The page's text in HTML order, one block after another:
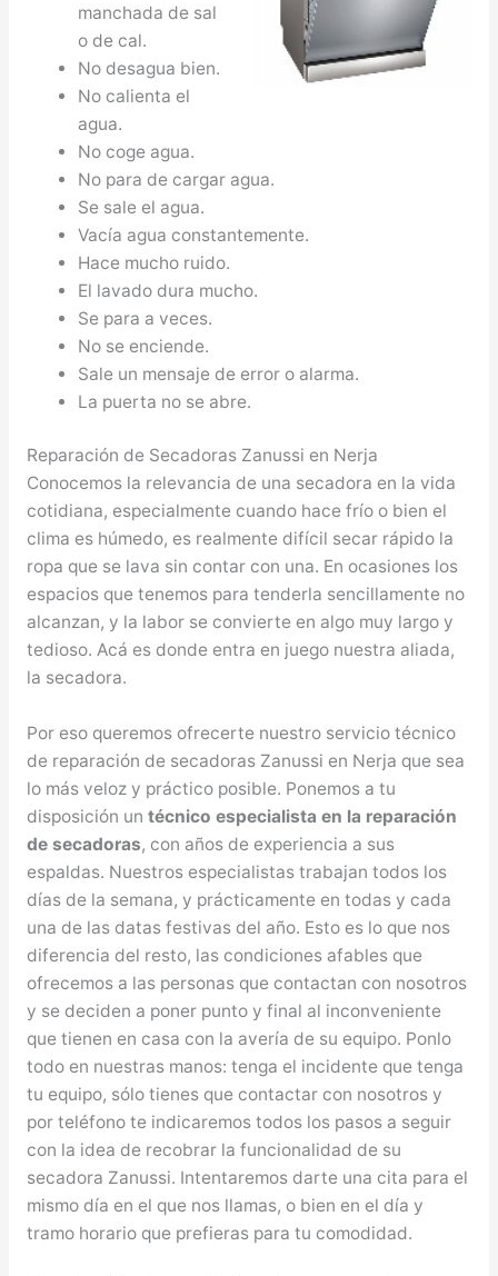
manchada de sal
o de cal.
No desagua bien.
No calienta el
agua.
No coge agua.
No para de cargar agua.
Se sale el agua.
Vacía agua constantemente.
Hace mucho ruido.
El lavado dura mucho.
Se para a veces.
No se enciende.
Sale un mensaje de error o alarma.
La puerta no se abre.
Reparación de Secadoras Zanussi en Nerja
Conocemos la relevancia de una secadora en la vida
cotidiana, especialmente cuando hace frío o bien el
clima es húmedo, es realmente difícil secar rápido la
ropa que se lava sin contar con una. En ocasiones los
espacios que tenemos para tenderla sencillamente no
alcanzan, y la labor se convierte en algo muy largo y
tedioso. Acá es donde entra en juego nuestra aliada,
la secadora.
Por eso queremos ofrecerte nuestro servicio técnico
de reparación de secadoras Zanussi en Nerja que sea
lo más veloz y práctico posible. Ponemos a tu
disposición un técnico especialista en la reparación
de secadoras, con años de experiencia a sus
espaldas. Nuestros especialistas trabajan todos los
días de la semana, y prácticamente en todas y cada
una de las datas festivas del año. Esto es lo que nos
diferencia del resto, las condiciones afables que
ofrecemos a las personas que contactan con nosotros
y se deciden a poner punto y final al inconveniente
que tienen en casa con la avería de su equipo. Ponlo
todo en nuestras manos: tenga el incidente que tenga
tu equipo, sólo tienes que contactar con nosotros y
por teléfono te indicaremos todos los pasos a seguir
con la idea de recobrar la funcionalidad de su
secadora Zanussi. Intentaremos darte una cita para el
mismo día en el que nos llamas, o bien en el día y
tramo horario que prefieras para tu comodidad.